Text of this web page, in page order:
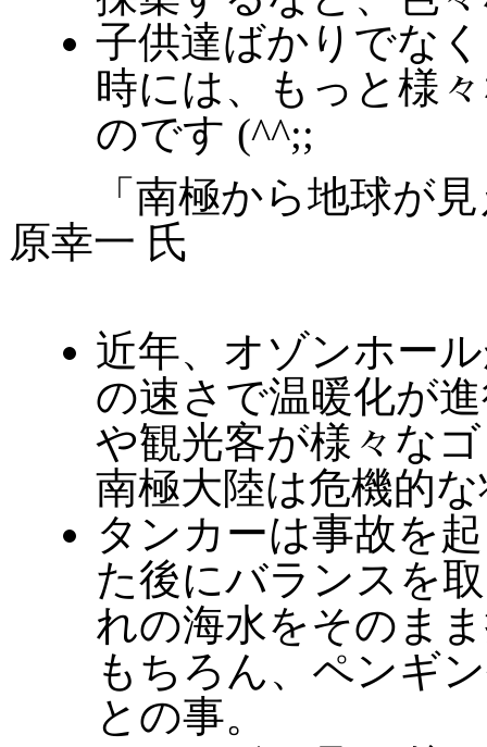
子供達ばかりでな
時には、もっと様
のです (^^;;
「南極から地球が見
原幸一 氏
近年、オゾンホー
の速さで温暖化が
や観光客が様々な
南極大陸は危機的
タンカーは事故を
た後にバランスを
れの海水をそのま
もちろん、ペンギ
との事。